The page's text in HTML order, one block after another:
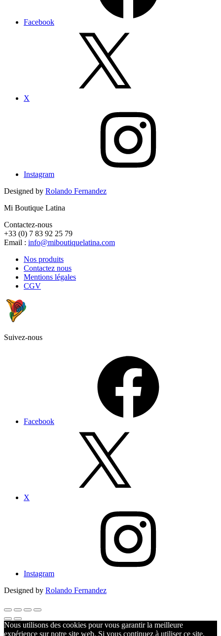
Facebook
X
Instagram
Designed by Rolando Fernandez
Mi Boutique Latina
Contactez-nous
+33 (0) 7 83 92 25 79
Email : info@miboutiquelatina.com
Nos produits
Contactez nous
Mentions légales
CGV
Suivez-nous
Facebook
X
Instagram
Designed by Rolando Fernandez
Nous utilisons des cookies pour vous garantir la meilleure
expérience sur notre site web. Si vous continuez à utiliser ce site,